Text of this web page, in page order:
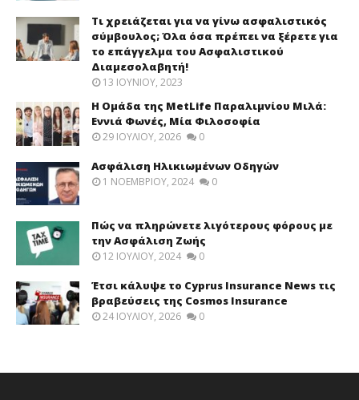
Τι χρειάζεται για να γίνω ασφαλιστικός
σύμβουλος; Όλα όσα πρέπει να ξέρετε για
το επάγγελμα του Ασφαλιστικού
Διαμεσολαβητή!
13 ΙΟΥΝΊΟΥ, 2023
Η Ομάδα της MetLife Παραλιμνίου Μιλά:
Εννιά Φωνές, Μία Φιλοσοφία
29 ΙΟΥΛΊΟΥ, 2026 0
Ασφάλιση Ηλικιωμένων Οδηγών
1 ΝΟΕΜΒΡΊΟΥ, 2024 0
Πώς να πληρώνετε λιγότερους φόρους με
την Ασφάλιση Ζωής
12 ΙΟΥΛΊΟΥ, 2024 0
Έτσι κάλυψε το Cyprus Insurance News τις
βραβεύσεις της Cosmos Insurance
24 ΙΟΥΛΊΟΥ, 2026 0